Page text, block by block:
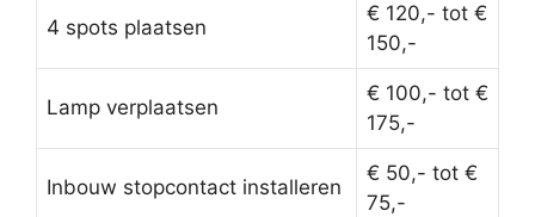
4 spots plaatsen
€ 120,- tot €
150,-
Lamp verplaatsen
€ 100,- tot €
175,-
Inbouw stopcontact installeren
€ 50,- tot €
75,-